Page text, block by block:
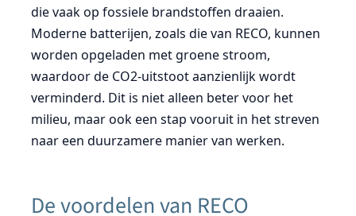
die vaak op fossiele brandstoffen draaien.
Moderne batterijen, zoals die van RECO, kunnen
worden opgeladen met groene stroom,
waardoor de CO2-uitstoot aanzienlijk wordt
verminderd. Dit is niet alleen beter voor het
milieu, maar ook een stap vooruit in het streven
naar een duurzamere manier van werken.
De voordelen van RECO